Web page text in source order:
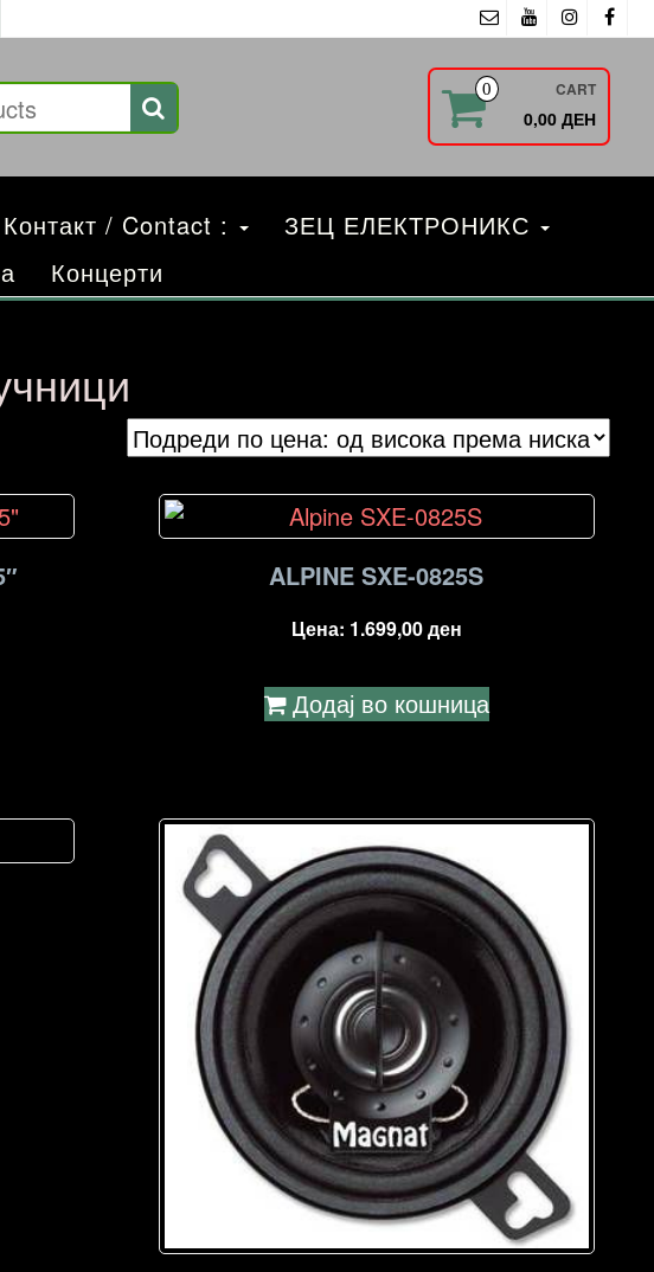
0 CART
0,00 ДЕН
Контакт / Contact :
ЗЕЦ ЕЛЕКТРОНИКС
Концерти
ALPINE SXE-0825S
Цена: 1.699,00ден
Додај во кошница